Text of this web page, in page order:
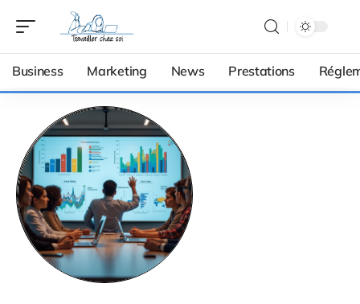
Business Marketing News Prestations